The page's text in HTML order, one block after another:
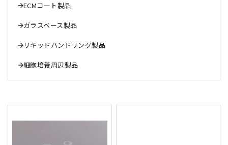
ECMコート製品
ガラスベース製品
リキッドハンドリング製品
細胞培養周辺製品